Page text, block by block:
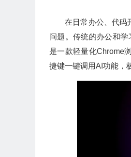
在日常办公、代码
问题。传统的办公和
是一款轻量化Chrome
捷键一键调用AI功能，